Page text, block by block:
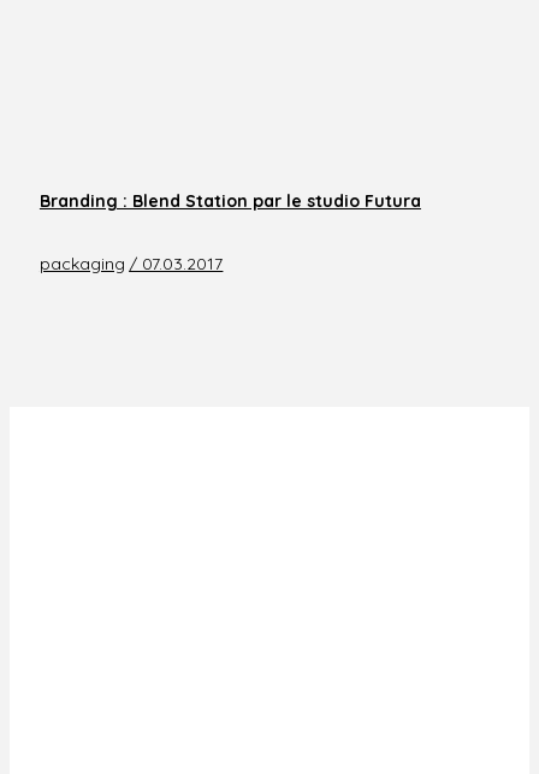
Branding : Blend Station par le studio Futura
packaging / 07.03.2017